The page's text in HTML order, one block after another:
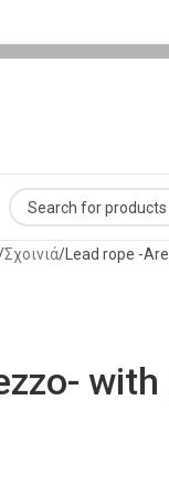
Σχοινιά Lead rope -